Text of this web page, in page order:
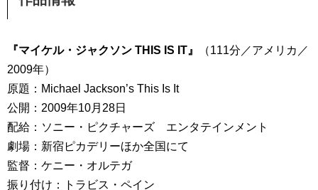
『マイケル・ジャクソン THIS IS IT』
（111分／アメリカ／
2009年）
原題：Michael Jackson’s This Is It
公開：2009年10月28日
配給：ソニー・ピクチャーズ エンタテインメント
劇場：新宿ピカデリーほか全国にて
監督：ケニー・オルテガ
振り付け：トラビス・ペイン